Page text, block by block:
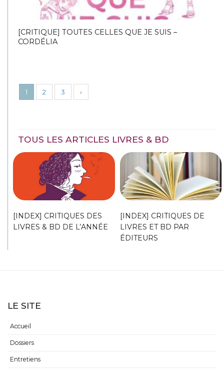
[CRITIQUE] TOUTES CELLES QUE JE SUIS –
CORDÉLIA
1 2 3 ›
TOUS LES ARTICLES LIVRES & BD
[INDEX] CRITIQUES DES
LIVRES & BD DE L’ANNÉE
[INDEX] CRITIQUES DE
LIVRES ET BD PAR
ÉDITEURS
LE SITE
Accueil
Dossiers
Entretiens